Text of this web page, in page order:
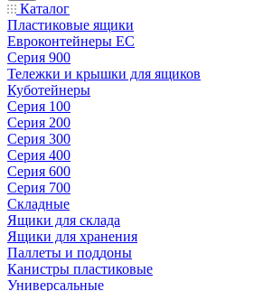
Каталог
Пластиковые ящики
Евроконтейнеры ЕС
Серия 900
Тележки и крышки для ящиков
Куботейнеры
Серия 100
Серия 200
Серия 300
Серия 400
Серия 600
Серия 700
Складные
Ящики для склада
Ящики для хранения
Паллеты и поддоны
Канистры пластиковые
Универсальные